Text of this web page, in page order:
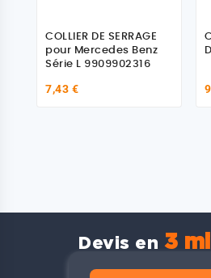
COLLIER DE SERRAGE
pour Mercedes Benz
Série L 9909902316
7,43 €
Devis en 3